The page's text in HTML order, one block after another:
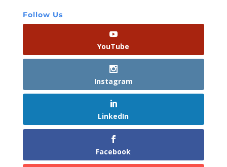
Follow Us
YouTube
Instagram
LinkedIn
Facebook